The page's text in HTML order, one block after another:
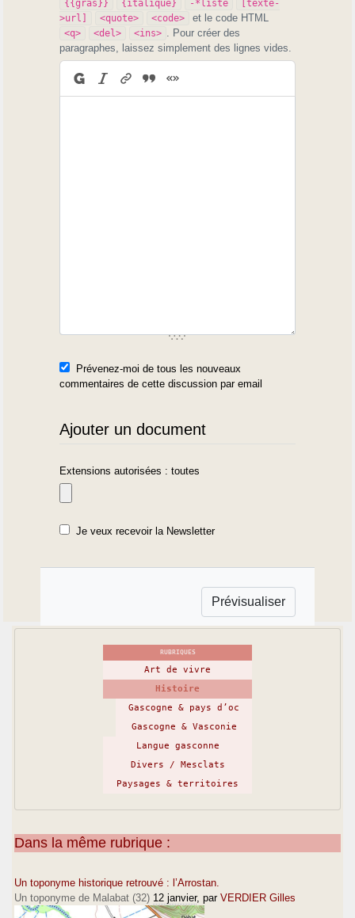
{{gras}} {italique} -*liste
[texte-
>url]
<quote> <code> et le code HTML
<q> <del> <ins>
. Pour créer des
paragraphes, laissez simplement des lignes vides.
Prévenez-moi de tous les nouveaux
commentaires de cette discussion par email
Ajouter un document
Extensions autorisées : toutes
Je veux recevoir la Newsletter
RUBRIQUES
Art de vivre
Histoire
Gascogne & pays d’oc
Gascogne & Vasconie
Langue gasconne
Divers / Mesclats
Paysages & territoires
Dans la même rubrique :
Un toponyme historique retrouvé : l’Arrostan.
Un toponyme de Malabat (32) 12 janvier, par VERDIER Gilles